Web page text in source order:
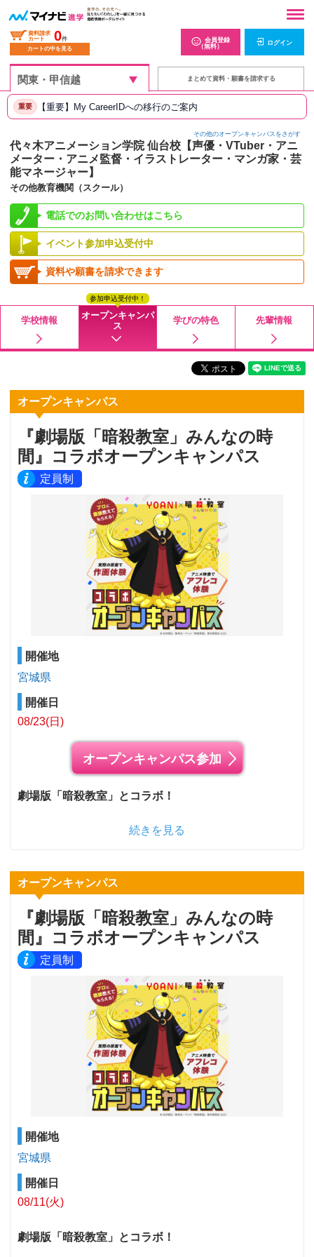
資料請求
カート
0件
カートの中を見る
会員登録
（無料）
ログイン
まとめて資料・願書を請求する
重要 【重要】My CareerIDへの移行のご案内
その他のオープンキャンパスをさがす
代々木アニメーション学院 仙台校【声優・VTuber・アニ
メーター・アニメ監督・イラストレーター・マンガ家・芸
能マネージャー】
その他教育機関（スクール）
電話でのお問い合わせはこちら
イベント参加申込受付中
資料や願書を請求できます
学校情報
オープンキャンパ
ス
参加申込受付中！
学びの特色 先輩情報
オープンキャンパス
『劇場版「暗殺教室」みんなの時
間』コラボオープンキャンパス
定員制
開催地
宮城県
開催日
08/23(日)
オープンキャンパス参加
劇場版「暗殺教室」とコラボ！
続きを見る
オープンキャンパス
『劇場版「暗殺教室」みんなの時
間』コラボオープンキャンパス
定員制
開催地
宮城県
開催日
08/11(火)
劇場版「暗殺教室」とコラボ！